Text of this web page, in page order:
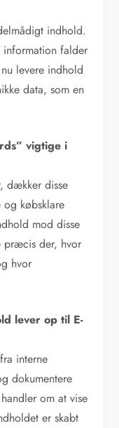
indhold.
falder
levere indhold
data, som en
vigtige i
dækker disse
købsklare
mod disse
præcis der, hvor
hvor
lever op til E-
interne
dokumentere
om at vise
er skabt